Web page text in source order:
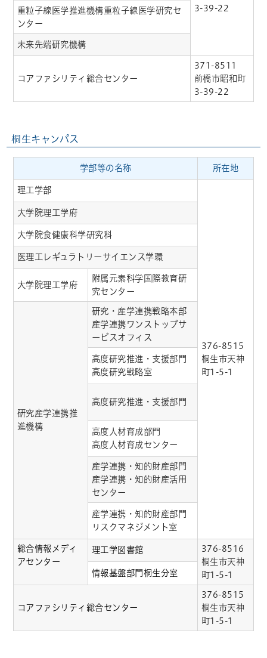
3-39-22
重粒子線医学推進機構重粒子線医学研究セ
ンター
未来先端研究機構
コアファシリティ総合センター
371-8511
前橋市昭和町
3-39-22
桐生キャンパス
学部等の名称 所在地
理工学部
376-8515
桐生市天神
町1-5-1
大学院理工学府
大学院食健康科学研究科
医理工レギュラトリーサイエンス学環
大学院理工学府
附属元素科学国際教育研
究センター
研究産学連携推
進機構
研究・産学連携戦略本部
産学連携ワンストップサ
ービスオフィス
高度研究推進・支援部門
高度研究戦略室
高度研究推進・支援部門
高度人材育成部門
高度人材育成センター
産学連携・知的財産部門
産学連携・知的財産活用
センター
産学連携・知的財産部門
リスクマネジメント室
総合情報メディ
アセンター
理工学図書館
376-8516
桐生市天神
町1-5-1
情報基盤部門桐生分室
コアファシリティ総合センター
376-8515
桐生市天神
町1-5-1